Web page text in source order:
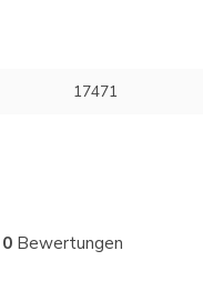
17471
0 Bewertungen